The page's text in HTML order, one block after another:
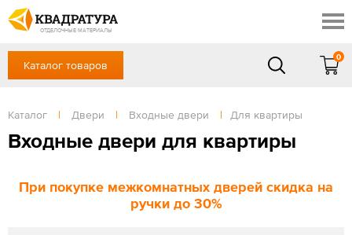
ОТДЕЛОЧНЫЕ МАТЕРИАЛЫ
Профи
Доставка и оплата
Готовые решения
Акции
Отзывы
+7 (3822) 48-94-10
Сб, Вс — выходной
ЗАКАЗАТЬ ЗВОНОК
Каталог товаров
0
Каталог | Двери | Входные двери | Для квартиры
Входные двери для квартиры
При покупке межкомнатных дверей скидка на
ручки до 30%